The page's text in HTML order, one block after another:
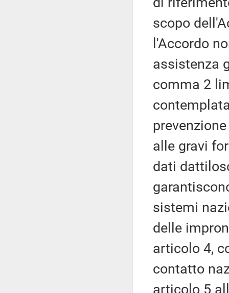
scopo
l'Accordo
assistenza
comma 2
alle gravi
dati
sistemi
delle
articolo 4,
contatto
articolo 5